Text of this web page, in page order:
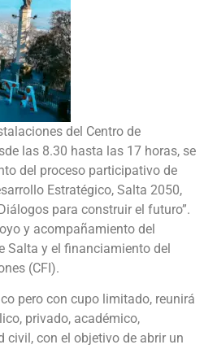
del Centro de
las 8.30 hasta las 17 horas, se
del proceso participativo de
Estratégico, Salta 2050,
para construir el futuro”.
y acompañamiento del
Salta y el financiamiento del
(CFI).
pero con cupo limitado, reunirá
privado, académico,
civil, con el objetivo de abrir un